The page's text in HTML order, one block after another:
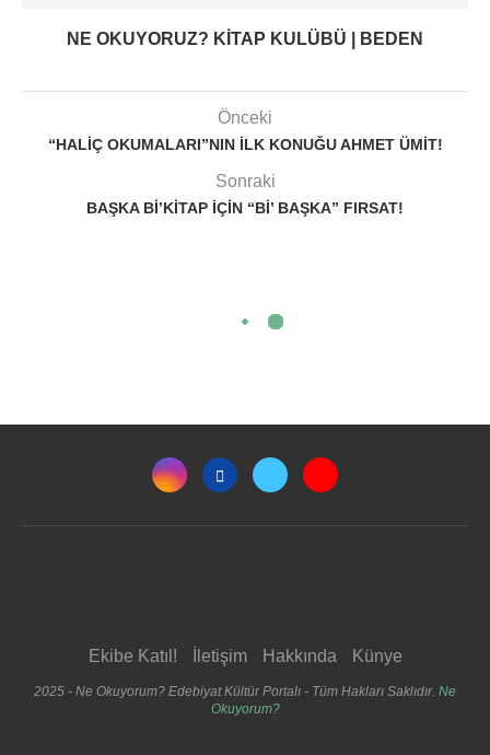
NE OKUYORUZ? KITAP KULÜBÜ | BEDEN
Önceki
“HALIÇ OKUMALARI”NIN ILK KONUĞU AHMET ÜMIT!
Sonraki
BAŞKA BI’KITAP IÇIN “BI’ BAŞKA” FIRSAT!
Ekibe Katıl! İletişim Hakkında Künye
2025 - Ne Okuyorum? Edebiyat Kültür Portalı - Tüm Hakları Saklıdır. Ne
Okuyorum?